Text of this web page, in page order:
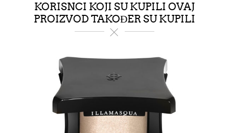
KORISNCI KOJI SU KUPILI OVAJ
PROIZVOD TAKOĐER SU KUPILI